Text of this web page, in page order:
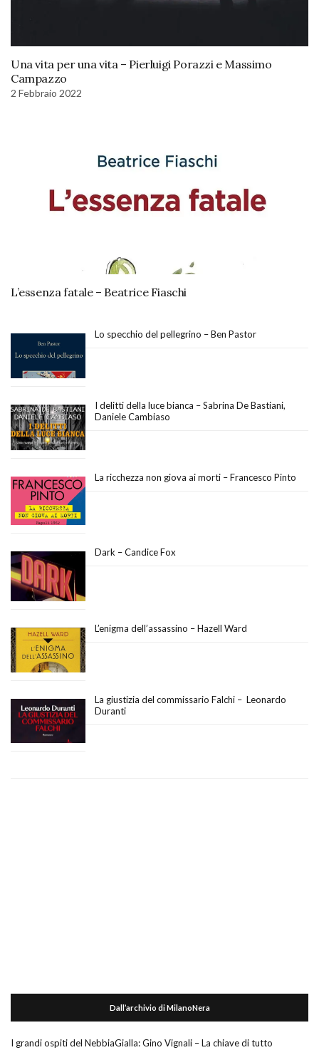
Una vita per una vita – Pierluigi Porazzi e Massimo
Campazzo
2 Febbraio 2022
L’essenza fatale – Beatrice Fiaschi
Lo specchio del pellegrino – Ben Pastor
I delitti della luce bianca – Sabrina De Bastiani,
Daniele Cambiaso
La ricchezza non giova ai morti – Francesco Pinto
Dark – Candice Fox
L’enigma dell’assassino – Hazell Ward
La giustizia del commissario Falchi – Leonardo
Duranti
Dall’archivio di MilanoNera
I grandi ospiti del NebbiaGialla: Gino Vignali – La chiave di tutto